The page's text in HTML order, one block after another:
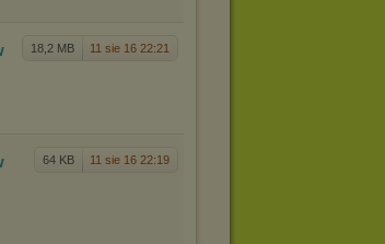
18,2 MB 11 sie 16 22:21
64 KB 11 sie 16 22:19